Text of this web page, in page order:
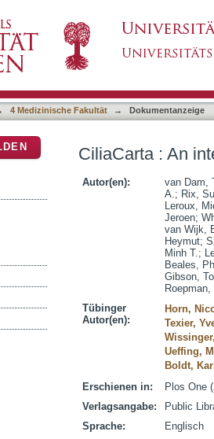
4 Medizinische Fakultät → Dokumentanzeige
CiliaCarta : An
Autor(en):
van Dam,
A.; Rix,
Leroux,
Jeroen;
van Wijk,
Heymut;
Minh T.;
Beales,
Gibson,
Roepman,
Tübinger
Autor(en):
Horn,
Texier,
Ueffing,
Boldt,
Erschienen in:
Plos One
Verlagsangabe:
Public
Sprache:
Englisch